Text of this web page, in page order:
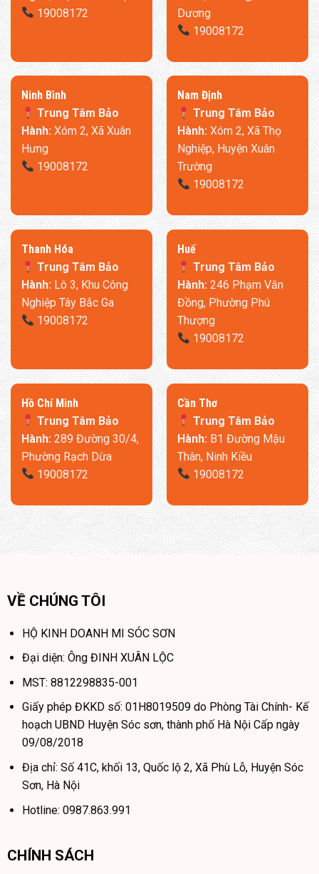
Màu sắc và thiết kế của tủ lạnh Xiaomi 215l sẽ góp phần
trang trí thêm cho căn bếp nhà bạn.
5. Tiết kiệm điện – Độ ồn thấp
năng cho đến hiệu quả sử dụng, vì thế tủ lạnh Xiaomi 215l
cũng là minh chứng cho việc đó bởi nó được tối ưu để tiết
kiệm điện và giảm độ ồn khi hoạt động của thiết bị. Tủ lạnh
Xiaomi 215L – BCD-215MDMJ05 vận hành 24h nhưng chỉ
tiêu thụ khoảng 0.66kW điện năng, với mức tiêu thụ như vậy
nó không hề thua kém bất cứ dòng tủ Inverter nào trên thị
trường.
II. Đặc điểm nổi bật của tủ lạnh 3 cánh Xiaomi 215L – BCD-
215MDMJ05
– Thiết kế nhỏ gọn và sang trọng, thích hợp đặt tại
nhiều vị trí trong nhà
– Công nghệ làm lạnh bằng không khí đối lưu bên trong
phẩm tốt nhất.
19008172
Dương
19008172
Ninh Bình
Trung Tâm Bảo
Hành:Xóm 2, Xã Xuân
Hưng
19008172
​Nam Định
Trung Tâm Bảo
Hành:Xóm 2, Xã Thọ
Nghiệp, Huyện Xuân
Trường
19008172
Thanh Hóa
Trung Tâm Bảo
Hành:Lô 3, Khu Công
Nghiệp Tây Bắc Ga
19008172
​Huế
Trung Tâm Bảo
Hành:246 Phạm Văn
Đồng, Phường Phú
Thượng
19008172
​Hồ Chí Minh
Trung Tâm Bảo
Hành: 289 Đường 30/4,
Phường Rạch Dừa
19008172
Cần Thơ
Trung Tâm Bảo
Hành: B1 Đường Mậu
Thân, Ninh Kiều
19008172
VỀ CHÚNG TÔI
HỘ KINH DOANH MI SÓC SƠN
Đại diện: Ông ĐINH XUÂN LỘC
MST: 8812298835-001
Giấy phép ĐKKD số: 01H8019509 do Phòng Tài Chính- Kế
hoạch UBND Huyện Sóc sơn, thành phố Hà Nội Cấp ngày
09/08/2018
Địa chỉ: Số 41C, khối 13, Quốc lộ 2, Xã Phù Lỗ, Huyện Sóc
Sơn, Hà Nội
Hotline: 0987.863.991
CHÍNH SÁCH